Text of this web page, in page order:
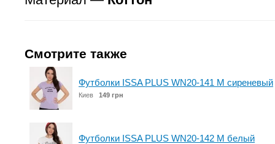
Смотрите также
Футболки ISSA PLUS WN20-141 M сиреневый
Киев 149 грн
Футболки ISSA PLUS WN20-142 M белый